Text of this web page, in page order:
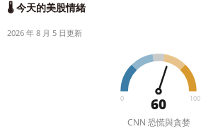
🌡️ 今天的美股情緒
2026 年 8 月 5 日更新
0 100
60
CNN 恐慌與貪婪